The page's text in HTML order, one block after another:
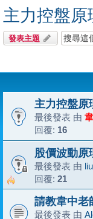
主力控盤
發表主題
主力控盤原
最後發表 由
回覆: 16
股價波動原
最後發表 由
回覆: 21
請教韋中老
最後發表 由